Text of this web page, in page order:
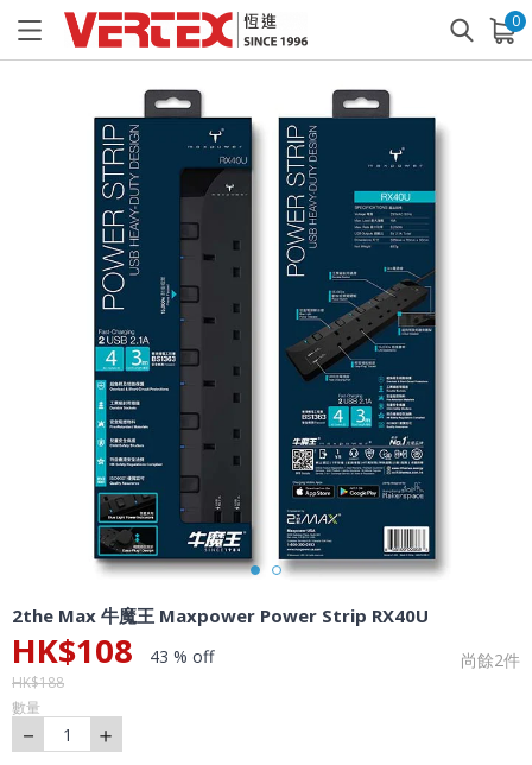
0
已加入購物車 查看
2the Max 牛魔王 Maxpower Power Strip RX40U
HK$108 43 % off 尚餘2件
HK$188
數量
－ 1 ＋